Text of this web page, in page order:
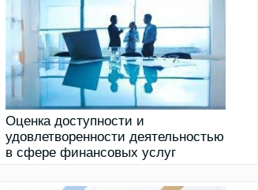
Оценка доступности и
удовлетворенности деятельностью
в сфере финансовых услуг